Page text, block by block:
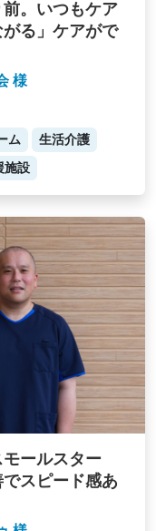
。いつもケア
る」ケアがで
様
ム
生活介護
施設
ールスター
スピード感あ